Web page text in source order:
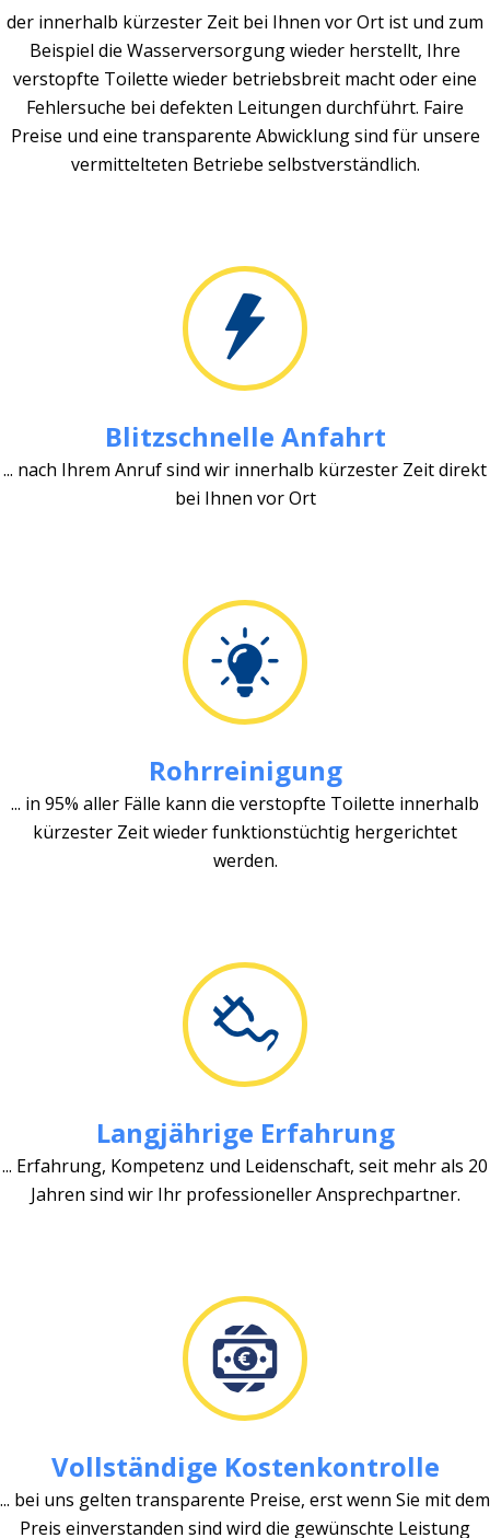
der innerhalb kürzester Zeit bei Ihnen vor Ort ist und zum
Beispiel die Wasserversorgung wieder herstellt, Ihre
verstopfte Toilette wieder betriebsbreit macht oder eine
Fehlersuche bei defekten Leitungen durchführt. Faire
Preise und eine transparente Abwicklung sind für unsere
vermittelteten Betriebe selbstverständlich.
Blitzschnelle Anfahrt
... nach Ihrem Anruf sind wir innerhalb kürzester Zeit direkt
bei Ihnen vor Ort
Rohrreinigung
... in 95% aller Fälle kann die verstopfte Toilette innerhalb
kürzester Zeit wieder funktionstüchtig hergerichtet
werden.
Langjährige Erfahrung
... Erfahrung, Kompetenz und Leidenschaft, seit mehr als 20
Jahren sind wir Ihr professioneller Ansprechpartner.
Vollständige Kostenkontrolle
... bei uns gelten transparente Preise, erst wenn Sie mit dem
Preis einverstanden sind wird die gewünschte Leistung